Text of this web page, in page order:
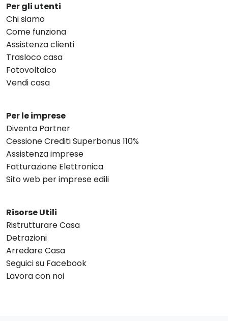
Per gli utenti
Chi siamo
Come funziona
Assistenza clienti
Trasloco casa
Fotovoltaico
Vendi casa
Per le imprese
Diventa Partner
Cessione Crediti Superbonus 110%
Assistenza imprese
Fatturazione Elettronica
Sito web per imprese edili
Risorse Utili
Ristrutturare Casa
Detrazioni
Arredare Casa
Seguici su Facebook
Lavora con noi